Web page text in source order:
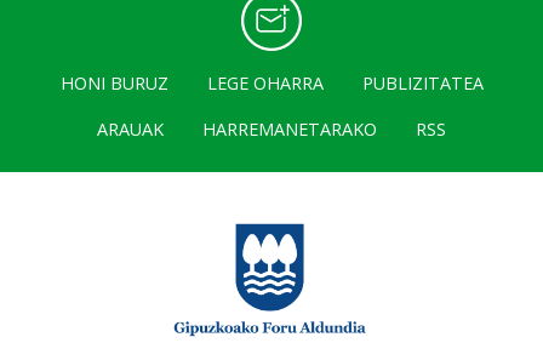
HONI BURUZ LEGE OHARRA
PUBLIZITATEA
ARAUAK
HARREMANETARAKO RSS